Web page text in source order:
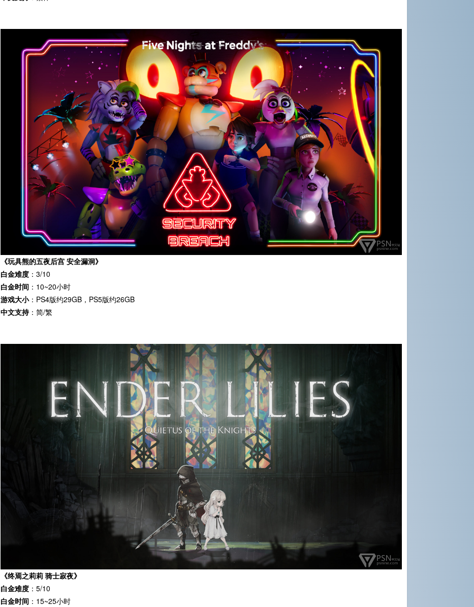
《玩具熊的五夜后宫 安全漏洞》
白金难度 ：3/10
白金时间 ：10~20小时
游戏大小：PS4版约29GB，PS5版约26GB
中文支持：简/繁
《终焉之莉莉 骑士寂夜》
白金难度 ：5/10
白金时间 ：15~25小时